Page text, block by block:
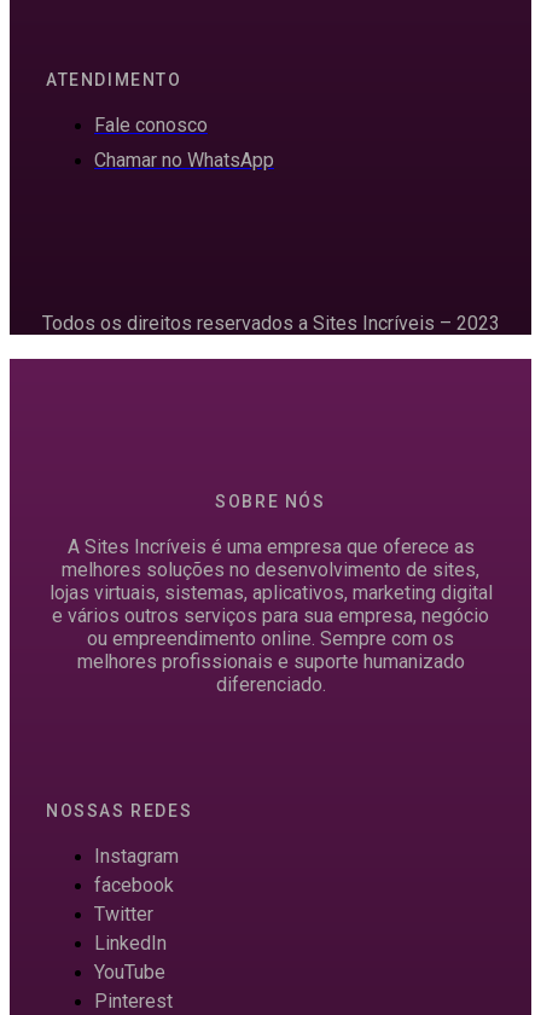
ATENDIMENTO
Fale conosco
Chamar no WhatsApp
Todos os direitos reservados a Sites Incríveis – 2023
SOBRE NÓS
A Sites Incríveis é uma empresa que oferece as
melhores soluções no desenvolvimento de sites,
lojas virtuais, sistemas, aplicativos, marketing digital
e vários outros serviços para sua empresa, negócio
ou empreendimento online. Sempre com os
melhores profissionais e suporte humanizado
diferenciado.
NOSSAS REDES
Instagram
facebook
Twitter
LinkedIn
YouTube
Pinterest